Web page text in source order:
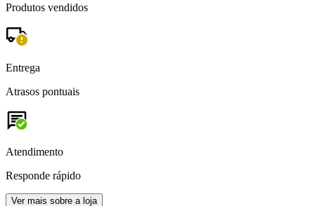
Produtos vendidos
Entrega
Atrasos pontuais
Atendimento
Responde rápido
Ver mais sobre a loja